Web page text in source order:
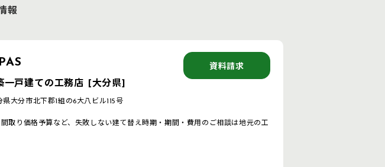
報
一戸建ての工務店 [大分県]
大分市北下郡1組の6大八ビル115号
資料請求
取り価格予算など、失敗しない建て替え時期・期間・費用のご相談は地元の工